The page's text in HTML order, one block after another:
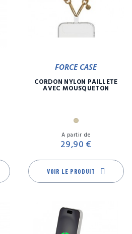
FORCE CASE
CORDON NYLON PAILLETE
AVEC MOUSQUETON
Or
A partir de
29,90 €
VOIR LE PRODUIT